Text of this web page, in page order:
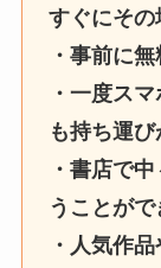
すぐにその
・事前に
・一度ス
も持ち運
・書店で
うことがで
・人気作